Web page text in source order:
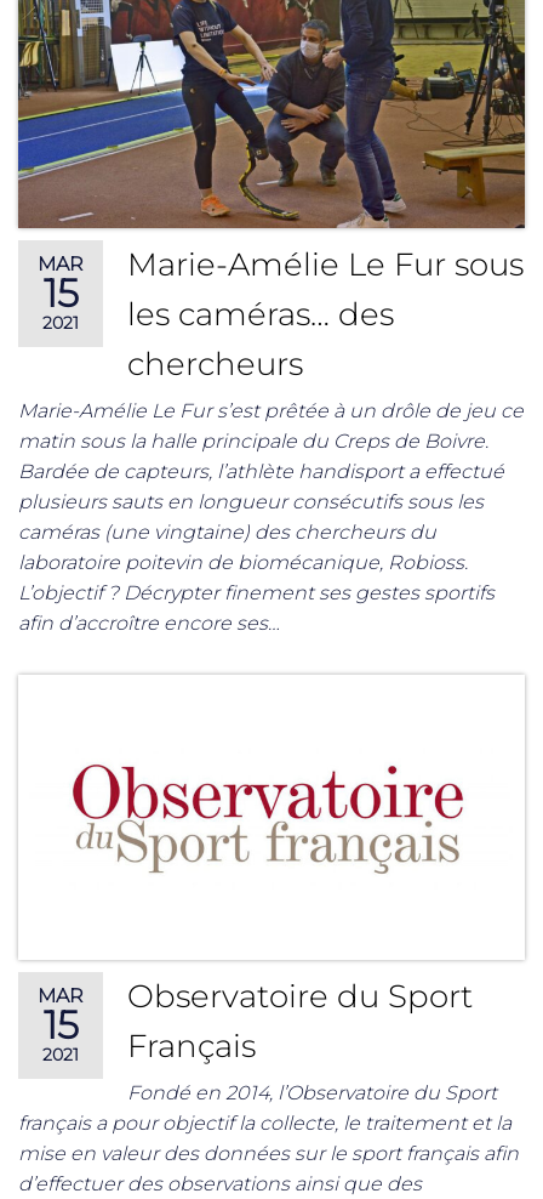
MAR
15
2021
Marie-Amélie Le Fur sous
les caméras… des
chercheurs
Marie-Amélie Le Fur s’est prêtée à un drôle de jeu ce
matin sous la halle principale du Creps de Boivre.
Bardée de capteurs, l’athlète handisport a effectué
plusieurs sauts en longueur consécutifs sous les
caméras (une vingtaine) des chercheurs du
laboratoire poitevin de biomécanique, Robioss.
L’objectif ? Décrypter finement ses gestes sportifs
afin d’accroître encore ses…
MAR
15
2021
Observatoire du Sport
Français
Fondé en 2014, l’Observatoire du Sport
français a pour objectif la collecte, le traitement et la
mise en valeur des données sur le sport français afin
d’effectuer des observations ainsi que des